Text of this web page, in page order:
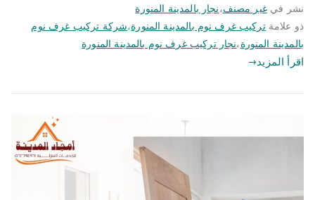
نشر فيغير مصنف، نجار بالمدينة المنورة
ذو علامةتركيب غرف نوم بالمدينة المنورة،شركة تركيب غرف نوم
بالمدينة المنورة ،نجار تركيب غرف نوم بالمدينة المنورة
اقرأ المزيد